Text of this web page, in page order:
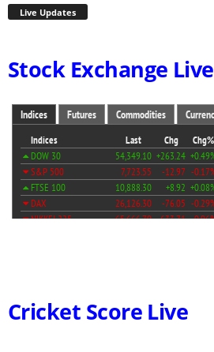
Live Updates
Stock Exchange Live
Cricket Score Live